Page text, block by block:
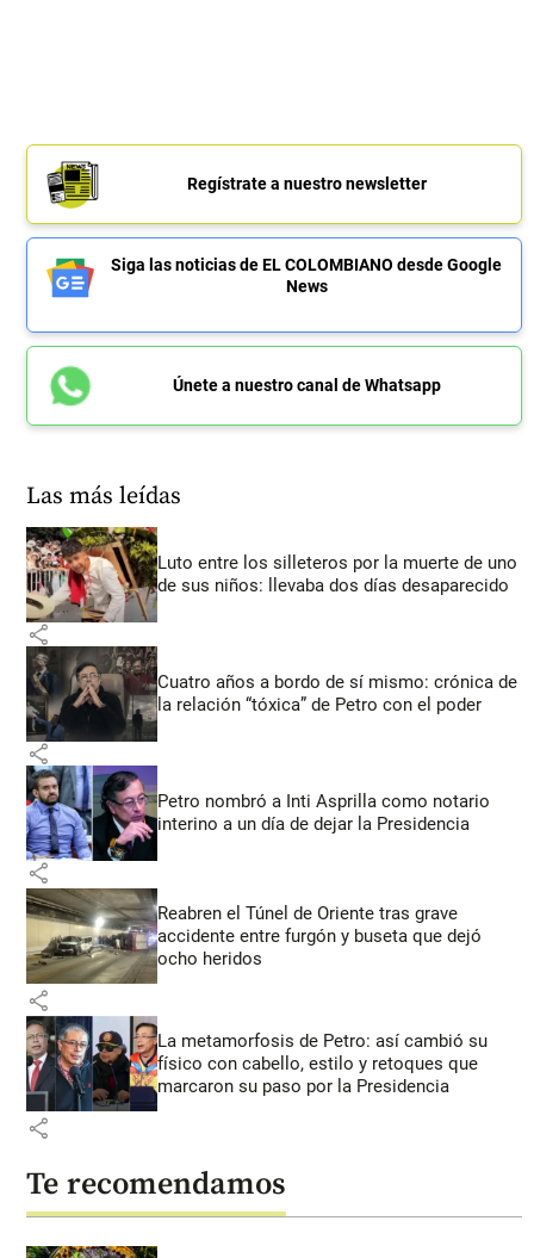
Regístrate a nuestro newsletter
Siga las noticias de EL COLOMBIANO desde Google
News
Únete a nuestro canal de Whatsapp
Las más leídas
Luto entre los silleteros por la muerte de uno
de sus niños: llevaba dos días desaparecido
share
Cuatro años a bordo de sí mismo: crónica de
la relación “tóxica” de Petro con el poder
share
Petro nombró a Inti Asprilla como notario
interino a un día de dejar la Presidencia
share
Reabren el Túnel de Oriente tras grave
accidente entre furgón y buseta que dejó
ocho heridos
share
La metamorfosis de Petro: así cambió su
físico con cabello, estilo y retoques que
marcaron su paso por la Presidencia
share
Te recomendamos